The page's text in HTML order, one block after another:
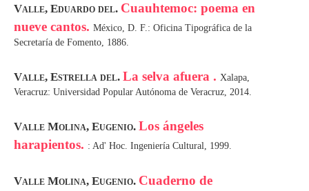
Valle, Eduardo del. Cuauhtemoc: poema en
nueve cantos. México, D. F.: Oficina Tipográfica de la
Secretaría de Fomento, 1886.
Valle, Estrella del. La selva afuera . Xalapa,
Veracruz: Universidad Popular Autónoma de Veracruz, 2014.
Valle Molina, Eugenio. Los ángeles
harapientos. : Ad' Hoc. Ingeniería Cultural, 1999.
Valle Molina, Eugenio. Cuaderno de